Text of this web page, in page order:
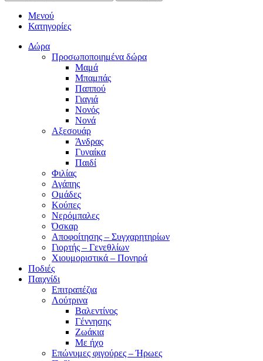
Μενού
Κατηγορίες
Δώρα
Προσωποποιημένα δώρα
Μαμά
Μπαμπάς
Παππού
Γιαγιά
Νονός
Νονά
Αξεσουάρ
Άνδρας
Γυναίκα
Παιδί
Φιλίας
Αγάπης
Ομάδες
Κούπες
Νερόμπαλες
Όσκαρ
Αποφοίτησης – Συγχαρητηρίων
Γιορτής – Γενεθλίων
Χιουμοριστικά – Πονηρά
Ποδιές
Παιχνίδι
Επιτραπέζια
Λούτρινα
Βαλεντίνος
Γέννησης
Ζωάκια
Με ήχο
Επώνυμες φιγούρες – Ήρωες